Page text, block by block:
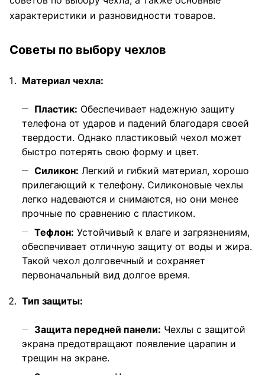
характеристики и разновидности товаров.
Советы по выбору чехлов
Материал чехла:
Пластик: Обеспечивает надежную защиту
телефона от ударов и падений благодаря своей
твердости. Однако пластиковый чехол может
быстро потерять свою форму и цвет.
Силикон: Легкий и гибкий материал, хорошо
прилегающий к телефону. Силиконовые чехлы
легко надеваются и снимаются, но они менее
прочные по сравнению с пластиком.
Тефлон: Устойчивый к влаге и загрязнениям,
обеспечивает отличную защиту от воды и жира.
Такой чехол долговечный и сохраняет
первоначальный вид долгое время.
Тип защиты:
Защита передней панели: Чехлы с защитой
экрана предотвращают появление царапин и
трещин на экране.